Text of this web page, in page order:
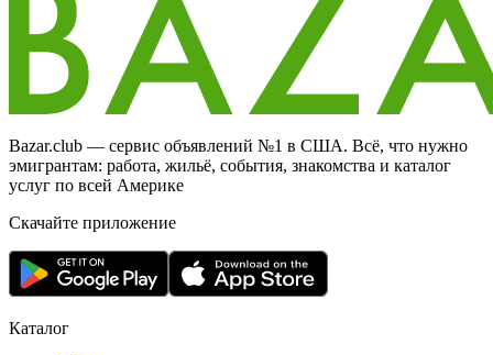
Bazar.club — сервис объявлений №1 в США. Всё, что нужно
эмигрантам: работа, жильё, события, знакомства и каталог
услуг по всей Америке
Скачайте приложение
Каталог